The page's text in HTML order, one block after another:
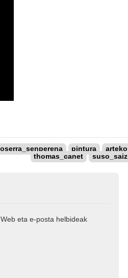
pintura
arteko
thomas_canet
suso_saiz
eta e-posta helbideak